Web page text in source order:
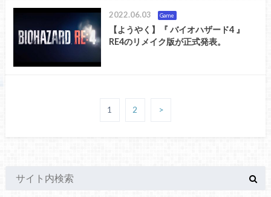
2022.06.03 Game
【ようやく】『 バイオハザード4 』
RE4のリメイク版が正式発表。
1 2 >